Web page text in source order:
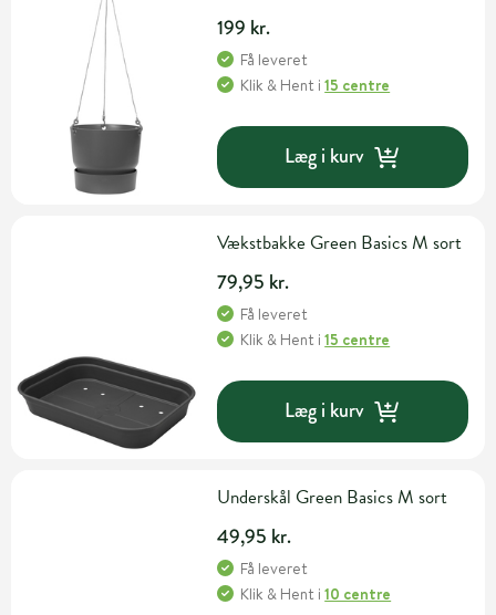
199 kr.
Få leveret
Klik & Hent i15 centre
Læg i kurv
Vækstbakke Green Basics M sort
79,95 kr.
Få leveret
Klik & Hent i15 centre
Læg i kurv
Underskål Green Basics M sort
49,95 kr.
Få leveret
Klik & Hent i10 centre